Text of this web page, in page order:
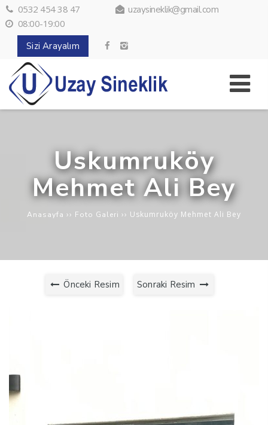
0532 454 38 47
uzaysineklik@gmail.com
08:00-19:00
Sizi Arayalım
Uskumruköy
Mehmet Ali Bey
Anasayfa ›› Foto Galeri ›› Uskumruköy Mehmet Ali Bey
Önceki Resim Sonraki Resim